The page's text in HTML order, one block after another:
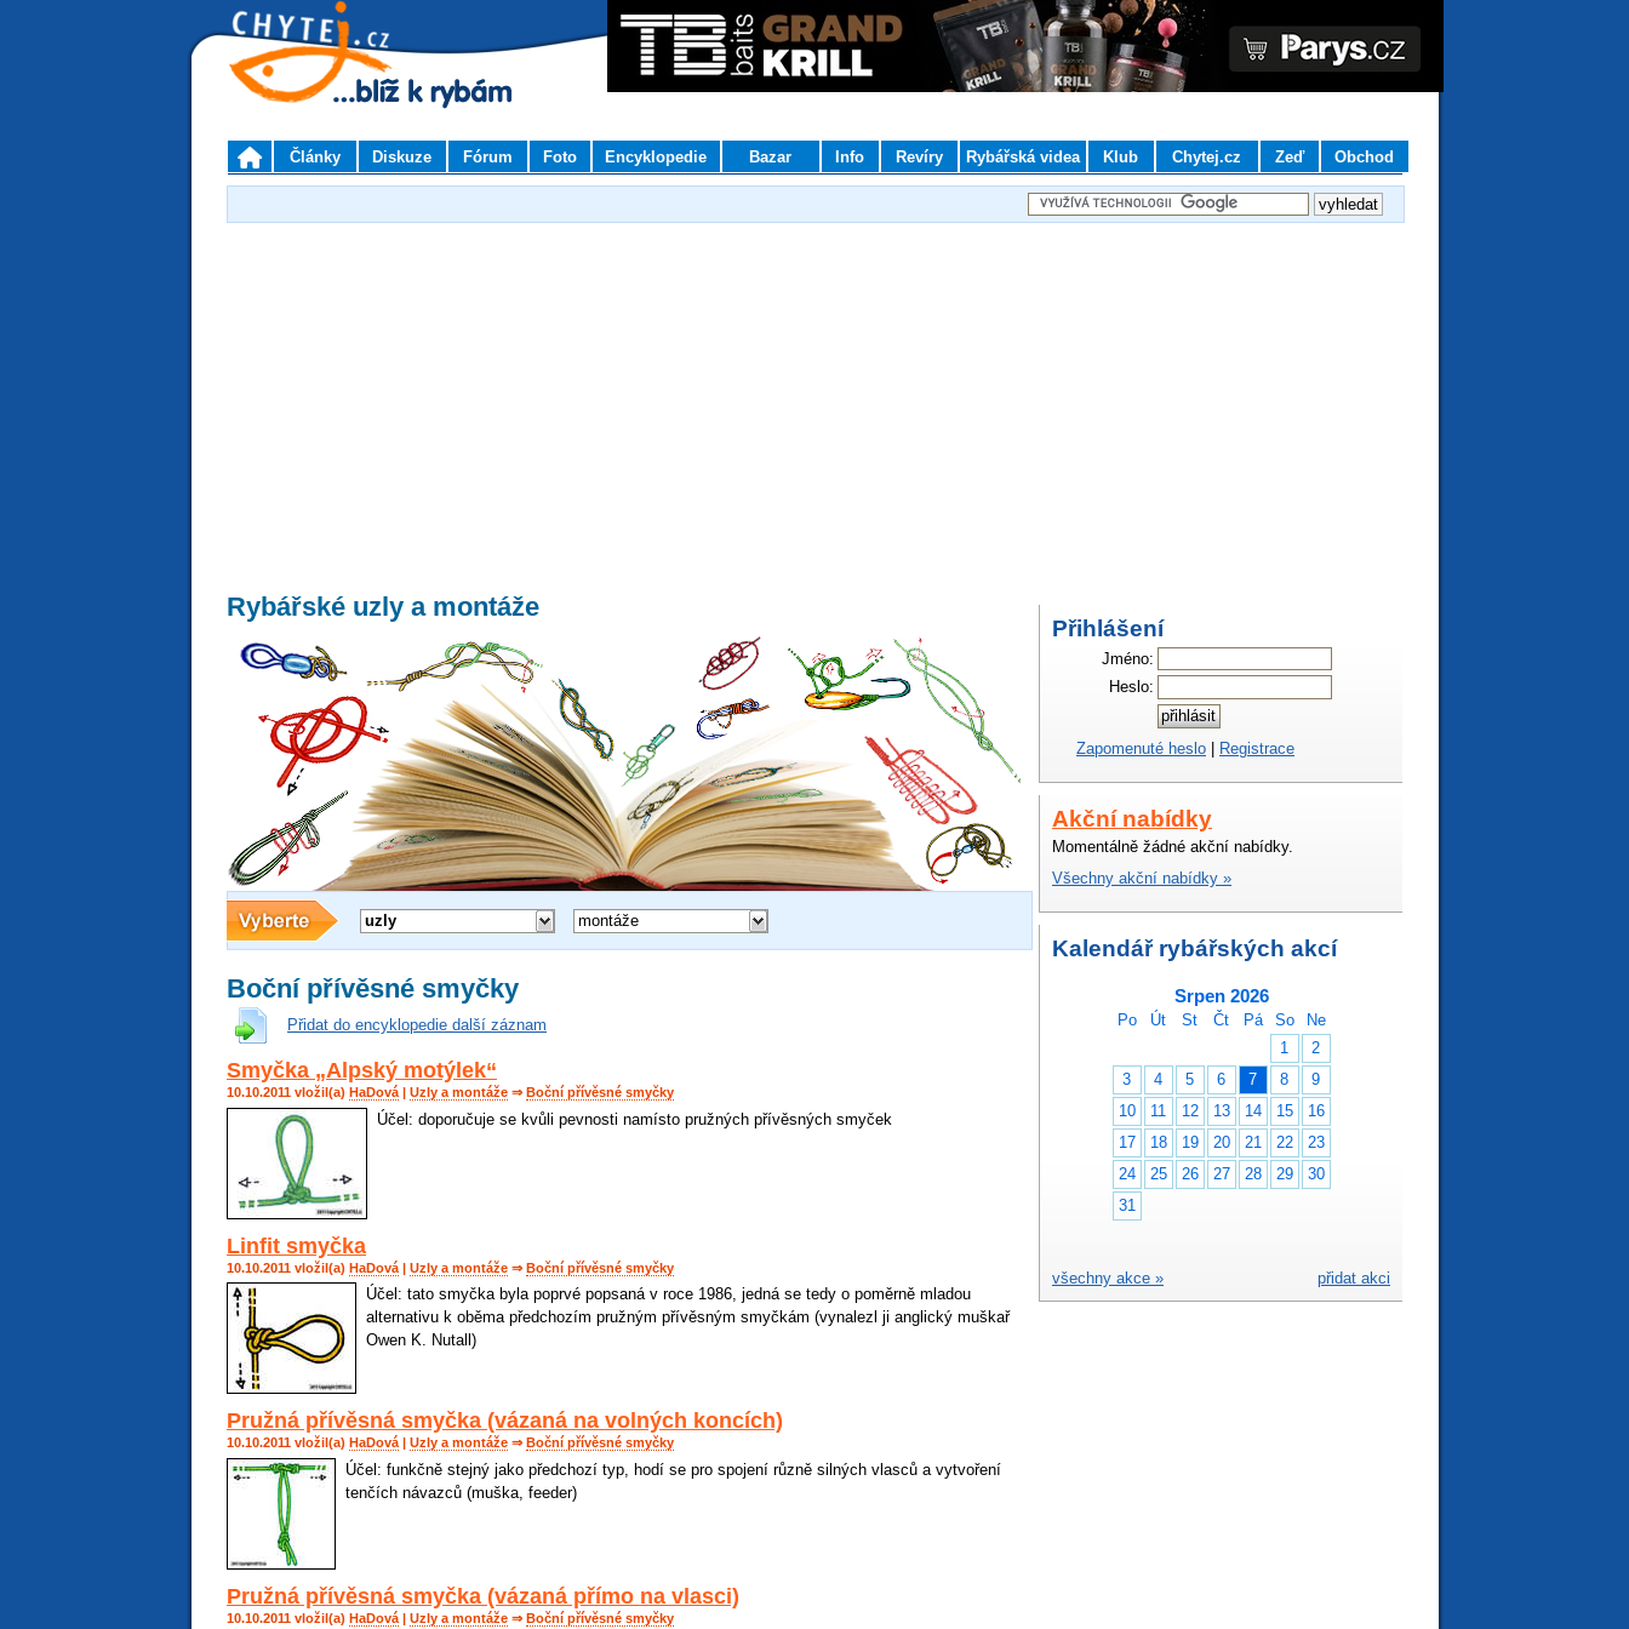
Články Diskuze Fórum Foto Encyklopedie Bazar Info Revíry Rybářská videa Klub Chytej.cz Zeď Obchod
Rybářské uzly a montáže
uzly montáže
Boční přívěsné smyčky
Přidat do encyklopedie další záznam
Smyčka „Alpský motýlek“
10.10.2011 vložil(a) HaDová Uzly a montáže ⇒ Boční přívěsné smyčky
Účel: doporučuje se kvůli pevnosti namísto pružných přívěsných smyček
Linfit smyčka
10.10.2011 vložil(a) HaDová | Uzly a montáže ⇒ Boční přívěsné smyčky
Účel: tato smyčka byla poprvé popsaná v roce 1986, jedná se tedy o poměrně mladou
alternativu k oběma předchozím pružným přívěsným smyčkám (vynalezl ji anglický muškař
Owen K. Nutall)
Pružná přívěsná smyčka (vázaná na volných koncích)
10.10.2011 vložil(a) HaDová| Uzly a montáže ⇒ Boční přívěsné smyčky
Účel: funkčně stejný jako předchozí typ, hodí se pro spojení různě silných vlasců a vytvoření
tenčích návazců (muška, feeder)
Pružná přívěsná smyčka (vázaná přímo na vlasci)
10.10.2011 vložil(a) HaDová | Uzly a montáže ⇒ Boční přívěsné smyčky
Přihlášení
Jméno:
Heslo:
Zapomenuté heslo | Registrace
Akční nabídky
Momentálně žádné akční nabídky.
Všechny akční nabídky »
Kalendář rybářských akcí
Srpen 2026
Po Út St Čt Pá So
Ne
1
2
3
4 5 6 7 8
9
10
11 12 13 14 15
16
17
18 19 20 21 22
23
24
25 26 27 28 29
30
31
přidat akci
všechny akce »